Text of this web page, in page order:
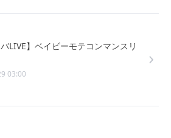
バLIVE】ベイビーモテコンマンスリ
03:00